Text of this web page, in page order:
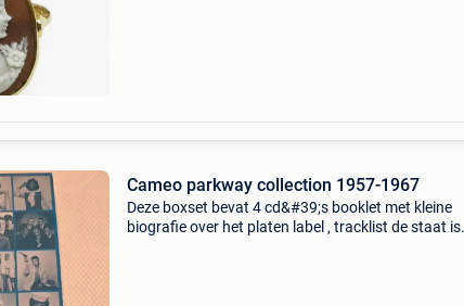
Cameo parkway collection 1957-1967
Deze boxset bevat 4 cd&#39;s booklet met kleine
biografie over het platen label , tracklist de staat is